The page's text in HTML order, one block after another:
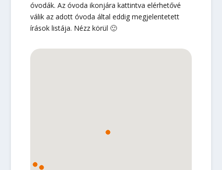
óvodák. Az óvoda ikonjára kattintva elérhetővé
válik az adott óvoda által eddig megjelentetett
írások listája. Nézz körül 🙂